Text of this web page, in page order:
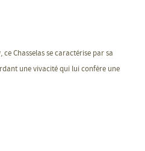
Chasselas se caractérise par sa
une vivacité qui lui confère une